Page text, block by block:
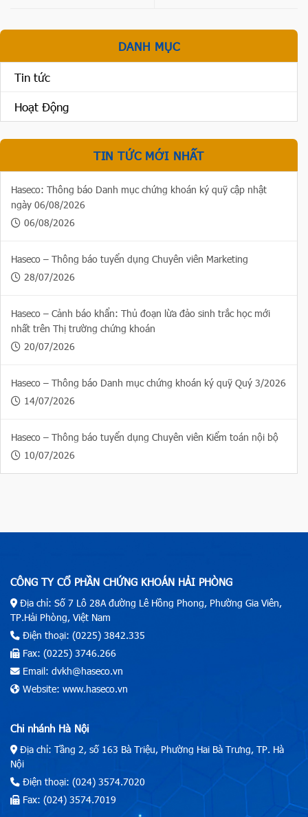
DANH MỤC
Tin tức
Hoạt Động
TIN TỨC MỚI NHẤT
Haseco: Thông báo Danh mục chứng khoán ký quỹ cập nhật
ngày 06/08/2026
06/08/2026
Haseco – Thông báo tuyển dụng Chuyên viên Marketing
28/07/2026
Haseco – Cảnh báo khẩn: Thủ đoạn lừa đảo sinh trắc học mới
nhất trên Thị trường chứng khoán
20/07/2026
Haseco – Thông báo Danh mục chứng khoán ký quỹ Quý 3/2026
14/07/2026
Haseco – Thông báo tuyển dụng Chuyên viên Kiểm toán nội bộ
10/07/2026
CÔNG TY CỔ PHẦN CHỨNG KHOÁN HẢI PHÒNG
Địa chỉ: Số 7 Lô 28A đường Lê Hồng Phong, Phường Gia Viên,
TP.Hải Phòng, Việt Nam
Điện thoại: (0225) 3842.335
Fax: (0225) 3746.266
Email: dvkh@haseco.vn
Website: www.haseco.vn
Chi nhánh Hà Nội
Địa chỉ: Tầng 2, số 163 Bà Triệu, Phường Hai Bà Trưng, TP. Hà
Nội
Điện thoại: (024) 3574.7020
Fax: (024) 3574.7019